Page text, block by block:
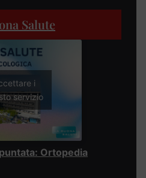
Salute
i
servizio
Ortopedia